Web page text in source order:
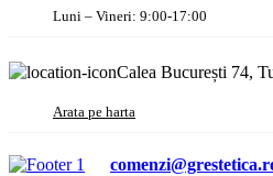
Luni – Vineri: 9:00-17:00
Calea București 74,
Arata pe harta